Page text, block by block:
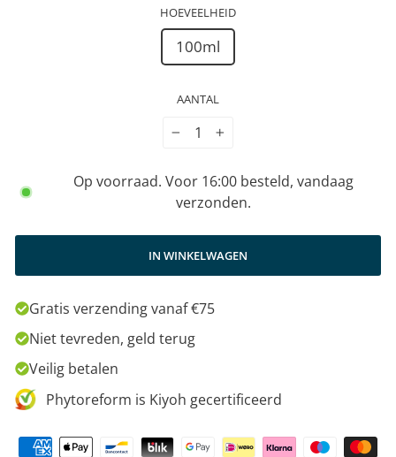
HOEVEELHEID
100ml
AANTAL
+
Op voorraad. Voor 16:00 besteld, vandaag
verzonden.
IN WINKELWAGEN
Gratis verzending vanaf €75
Niet tevreden, geld terug
Veilig betalen
Phytoreform is Kiyoh gecertificeerd